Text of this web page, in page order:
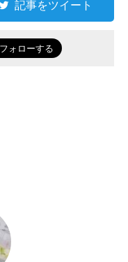
記事をツイート